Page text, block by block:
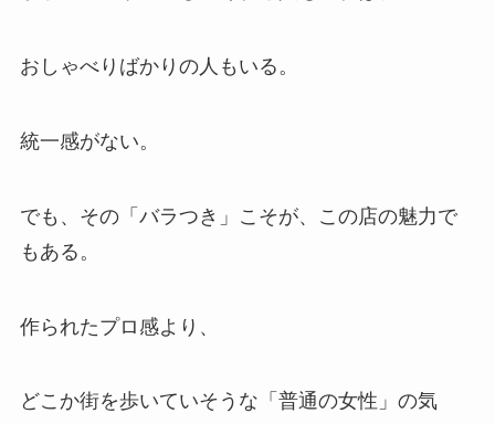
おしゃべりばかりの人もいる。
統一感がない。
でも、その「バラつき」こそが、この店の魅力で
もある。
作られたプロ感より、
どこか街を歩いていそうな「普通の女性」の気